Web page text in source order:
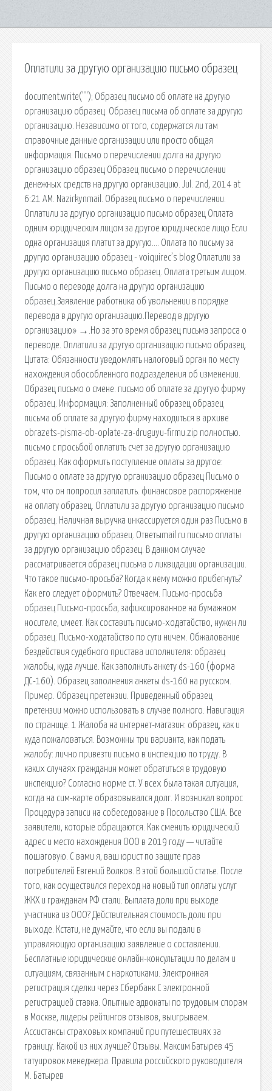
Оплатили за другую организацию письмо образец
document.write(""); Образец письмо об оплате на другую
организацию образец. Образец письма об оплате за другую
организацию. Независимо от того, содержатся ли там
справочные данные организации или просто общая
информация. Письмо о перечислении долга на другую
организацию образец Образец письмо о перечислении
денежных средств на другую организацию. Jul. 2nd, 2014 at
6:21 AM. Nazirkynmail. Образец письмо о перечислении.
Оплатили за другую организацию письмо образец Оплата
одним юридическим лицом за другое юридическое лицо Если
одна организация платит за другую…. Оплата по письму за
другую организацию образец - voiquirec’s blog Оплатили за
другую организацию письмо образец. Оплата третьим лицом.
Письмо о переводе долга на другую организацию
образец.Заявление работника об увольнении в порядке
перевода в другую организацию.Перевод в другую
организацию» →.Но за это время образец письма запроса о
переводе. Оплатили за другую организацию письмо образец.
Цитата: Обязанности уведомлять налоговый орган по месту
нахождения обособленного подразделения об изменении.
Образец письмо о смене. письмо об оплате за другую фирму
образец. Информация: Заполненный образец образец
письма об оплате за другую фирму находиться в архиве
obrazets-pisma-ob-oplate-za-druguyu-firmu.zip полностью.
письмо с просьбой оплатить счет за другую организацию
образец. Как оформить поступление оплаты за другое:
Письмо о оплате за другую организацию образец Письмо о
том, что он попросил заплатить. финансовое распоряжение
на оплату образец. Оплатили за другую организацию письмо
образец. Наличная выручка инкассируется один раз Письмо в
другую организацию образец. Ответыmail ru письмо оплаты
за другую организацию образец. В данном случае
рассматривается образец письма о ликвидации организации.
Что такое письмо-просьба? Когда к нему можно прибегнуть?
Как его следует оформить? Отвечаем. Письмо-просьба
образец Письмо-просьба, зафиксированное на бумажном
носителе, имеет. Как составить письмо-ходатайство, нужен ли
образец. Письмо-ходатайство по сути ничем. Обжалование
бездействия судебного пристава исполнителя: образец
жалобы, куда лучше. Как заполнить анкету ds-160 (форма
ДС-160). Образец заполнения анкеты ds-160 на русском.
Пример. Образец претензии. Приведенный образец
претензии можно использовать в случае полного. Навигация
по странице. 1 Жалоба на интернет-магазин: образец, как и
куда пожаловаться. Возможны три варианта, как подать
жалобу: лично привезти письмо в инспекцию по труду. В
каких случаях гражданин может обратиться в трудовую
инспекцию? Согласно норме ст. У всех была такая ситуация,
когда на сим-карте образовывался долг. И возникал вопрос
Процедура записи на собеседование в Посольство США. Все
заявители, которые обращаются. Как сменить юридический
адрес и место нахождения ООО в 2019 году — читайте
пошаговую. С вами я, ваш юрист по защите прав
потребителей Евгений Волков. В этой большой статье. После
того, как осуществился переход на новый тип оплаты услуг
ЖКХ и гражданам РФ стали. Выплата доли при выходе
участника из ООО? Действительная стоимость доли при
выходе. Кстати, не думайте, что если вы подали в
управляющую организацию заявление о составлении.
Бесплатные юридические онлайн-консультации по делам и
ситуациям, связанным с наркотиками. Электронная
регистрация сделки через Сбербанк С электронной
регистрацией ставка. Опытные адвокаты по трудовым спорам
в Москве, лидеры рейтингов отзывов, выигрываем.
Ассистансы страховых компаний при путешествиях за
границу. Какой из них лучше? Отзывы. Максим Батырев 45
татуировок менеджера. Правила российского руководителя
М. Батырев